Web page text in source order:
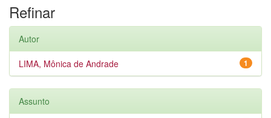
Refinar
Autor
1
LIMA, Mônica de Andrade
Assunto